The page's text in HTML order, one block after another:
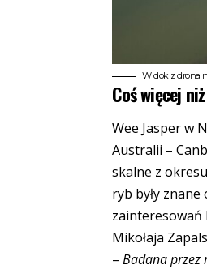
Widok z drona
Coś więcej
Wee Jasper w
Australii –
skalne z
ryb były znane
zainteresowań
Mikołaja
–Badana przez